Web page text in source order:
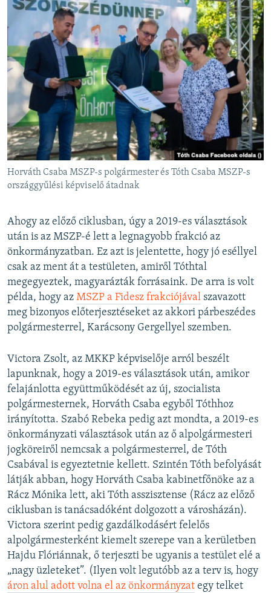
Horváth Csaba MSZP-s polgármester és Tóth Csaba MSZP-s
országgyűlési képviselő átadnak
Ahogy az előző ciklusban, úgy a 2019-es választások
után is az MSZP-é lett a legnagyobb frakció az
önkormányzatban. Ez azt is jelentette, hogy jó eséllyel
csak az ment át a testületen, amiről Tóthtal
megegyeztek, magyarázták forrásaink. De arra is volt
példa, hogy az MSZP a Fidesz frakciójával szavazott
meg bizonyos előterjesztéseket az akkori párbeszédes
polgármesterrel, Karácsony Gergellyel szemben.
Victora Zsolt, az MKKP képviselője arról beszélt
lapunknak, hogy a 2019-es választások után, amikor
felajánlotta együttműködését az új, szocialista
polgármesternek, Horváth Csaba egyből Tóthhoz
irányította. Szabó Rebeka pedig azt mondta, a 2019-es
önkormányzati választások után az ő alpolgármesteri
jogköreiről nemcsak a polgármesterrel, de Tóth
Csabával is egyeztetnie kellett. Szintén Tóth befolyását
látják abban, hogy Horváth Csaba kabinetfőnöke az a
Rácz Mónika lett, aki Tóth asszisztense (Rácz az előző
ciklusban is tanácsadóként dolgozott a városházán).
Victora szerint pedig gazdálkodásért felelős
alpolgármesterként kiemelt szerepe van a kerületben
Hajdu Flóriánnak, ő terjeszti be ugyanis a testület elé a
„nagy üzleteket”. (Ilyen volt legutóbb az a terv is, hogy
áron alul adott volna el az önkormányzat egy telket